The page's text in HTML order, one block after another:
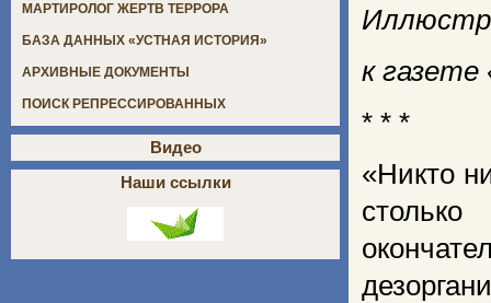
к газете
* * *
«Никто
МАРТИРОЛОГ ЖЕРТВ ТЕРРОРА
БАЗА ДАННЫХ «УСТНАЯ ИСТОРИЯ»
АРХИВНЫЕ ДОКУМЕНТЫ
ПОИСК РЕПРЕССИРОВАННЫХ
Видео
Наши ссылки